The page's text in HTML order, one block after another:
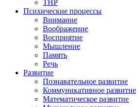
ТНР
Психические процессы
Внимание
Воображение
Восприятие
Мышление
Память
Речь
Развитие
Познавательное развитие
Коммуникативное развитие
Математическое развитие